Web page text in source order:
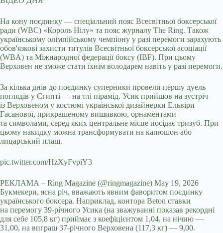
На кону поєдинку — спеціальний пояс Всесвітньої боксерської
ради (WBC) «Король Нілу» та пояс журналу The Ring. Також
українському олімпійському чемпіону у разі перемоги зарахують
обов'язкові захисти титулів Всесвітньої боксерської асоціації
(WBA) та Міжнародної федерації боксу (IBF). При цьому
Верховен не зможе стати їхнім володарем навіть у разі перемоги.
За кілька днів до поєдинку суперники провели першу дуель
поглядів у Єгипті — на тлі пірамід. Усик прийшов на зустріч
із Верховеном у костюмі української дизайнерки Ельвіри
Гасанової, прикрашеному вишивкою, орнаментами
та символами, серед яких центральне місце посідає тризуб. При
цьому накидку можна трансформувати на капюшон або
лицарський плащ.
pic.twitter.com/HzXyFvpiY3
РЕКЛАМА – Ring Magazine (@ringmagazine) May 19, 2026
Букмекери, ясна річ, вважають явним фаворитом поєдинку
українського боксера. Наприклад, контора Beton ставки
на перемогу 39-річного Усика (на зважуванні показав рекордні
для себе 105,8 кг) приймає з коефіцієнтом 1,04, на нічию —
31,00, на виграш 37-річного Верховена (117,3 кг) — 9,00.